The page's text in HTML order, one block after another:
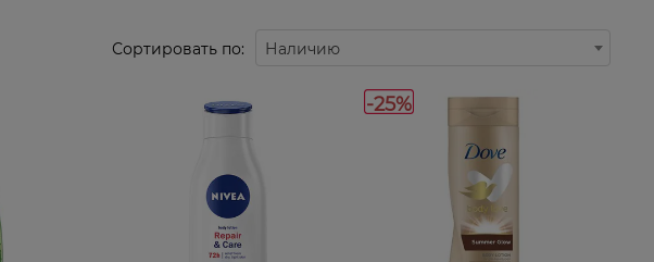
Сортировать по: Наличию
-25%